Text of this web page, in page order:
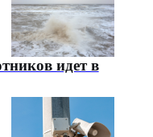
идет в